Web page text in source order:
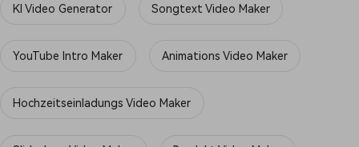
KI Video Generator Songtext Video Maker
YouTube Intro Maker Animations Video Maker
Hochzeitseinladungs Video Maker